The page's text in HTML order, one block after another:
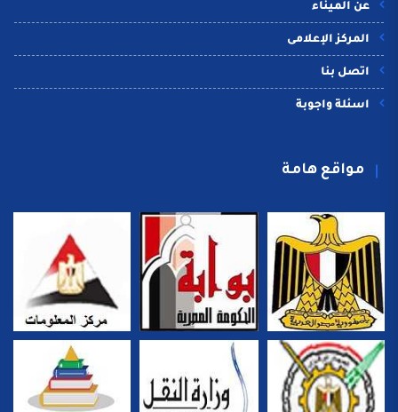
عن الميناء
المركز الإعلامى
اتصل بنا
اسئلة واجوبة
مواقع هامة